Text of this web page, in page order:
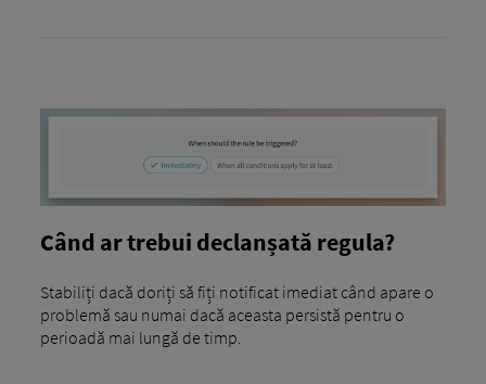
Când ar trebui declanșată regula?
Stabiliți dacă doriți să fiți notificat imediat când apare o
problemă sau numai dacă aceasta persistă pentru o
perioadă mai lungă de timp.